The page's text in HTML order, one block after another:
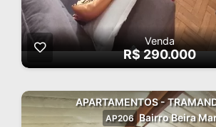
Venda
R$ 290.000
APARTAMENTOS -
AP206 Bairro Beira